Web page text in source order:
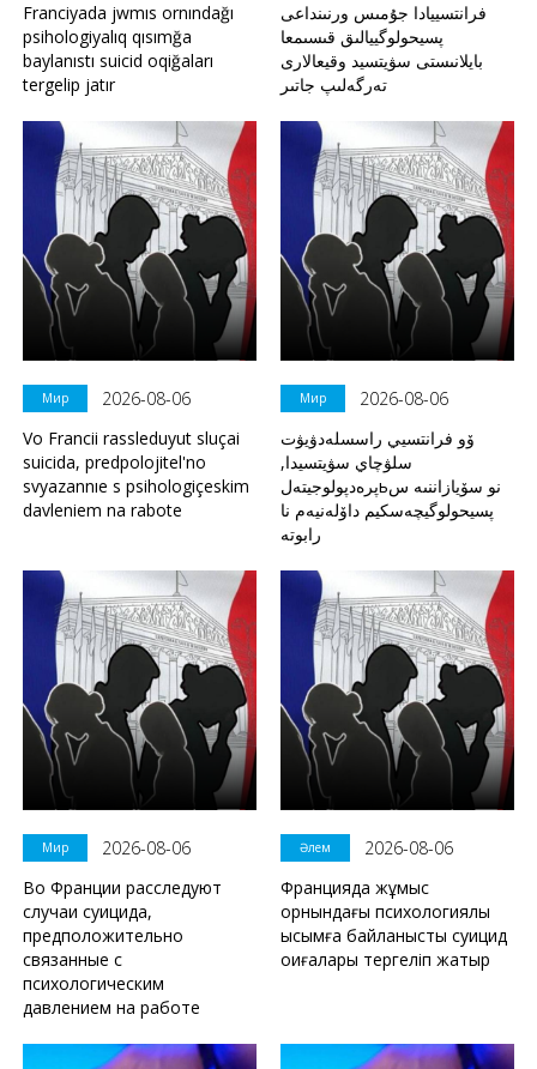
Franciyada jwmıs ornındağı
psihologiyalıq qısımğa
baylanıstı suicid oqiğaları
tergelip jatır
فرانتسييادا جۇمىس ورنىنداعى
پسيحولوگييالىق قىسىمعا
بايلانىستى سۋيتسيد وقيعالارى
تەرگەلىپ جاتىر
Мир
2026-08-06
Vo Francii rassleduyut sluçai
suicida, predpolojitel'no
svyazannıe s psihologiçeskim
davleniem na rabote
Мир
2026-08-06
ۆو فرانتسيي راسسلەدۋيۋت
سلۋچاي سۋيتسيدا,
پرەدپولوجيتەلьنو سۆيازاننىە س
پسيحولوگيچەسكيم داۆلەنيەم نا
رابوتە
Мир
2026-08-06
Во Франции расследуют
случаи суицида,
предположительно
связанные с
психологическим
давлением на работе
Әлем
2026-08-06
Францияда жұмыс
орнындағы психологиялық
қысымға байланысты суицид
оқиғалары тергеліп жатыр